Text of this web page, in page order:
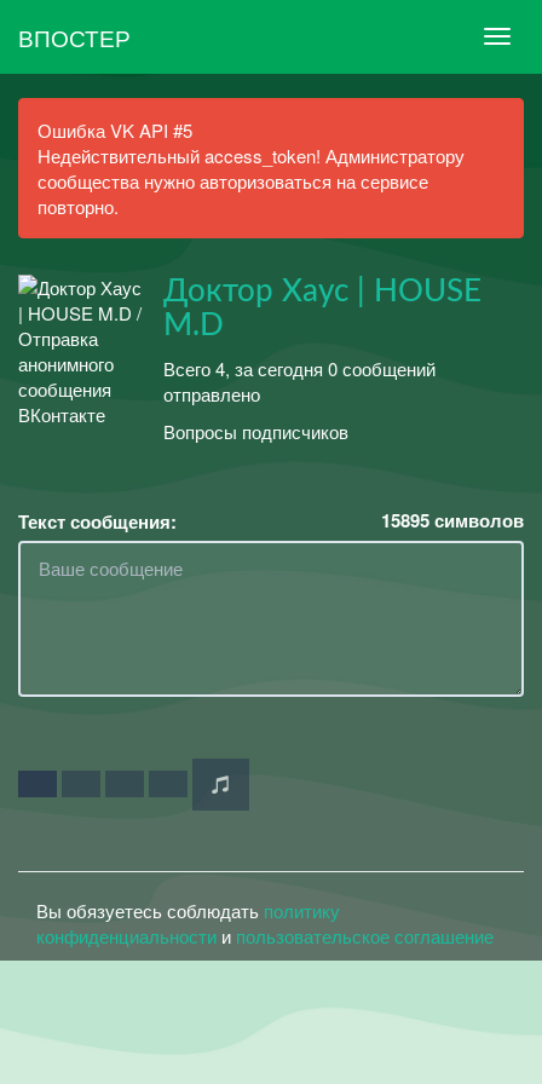
ВПОСТЕР
Ошибка VK API #5
Недействительный access_token! Администратору
сообщества нужно авторизоваться на сервисе
повторно.
Доктор Хаус | HOUSE
M.D
Всего 4, за сегодня 0 сообщений
отправлено
Вопросы подписчиков
Текст сообщения: 15895символов
Вы обязуетесь соблюдать политику
конфиденциальности и пользовательское соглашение